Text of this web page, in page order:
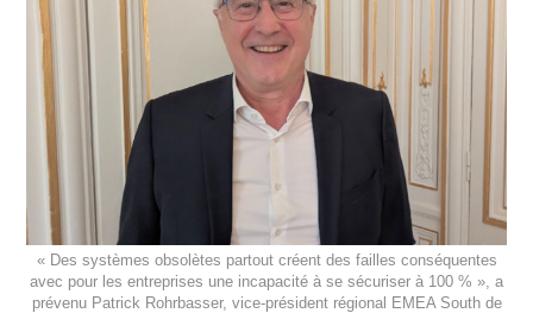
« Des systèmes obsolètes partout créent des failles conséquentes
avec pour les entreprises une incapacité à se sécuriser à 100 % », a
prévenu Patrick Rohrbasser, vice-président régional EMEA South de